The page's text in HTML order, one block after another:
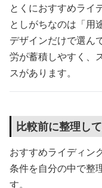
とくにおすすめライ
としがちなのは「用
デザインだけで選ん
労が蓄積しやすく、
スがあります。
比較前に整理し
おすすめライディン
条件を自分の中で整
す。